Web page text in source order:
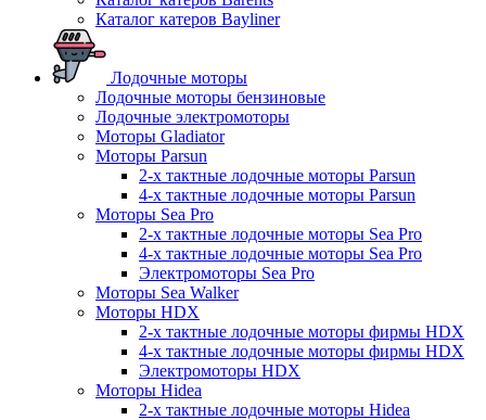
Каталог катеров Bayliner
Лодочные моторы
Лодочные моторы бензиновые
Лодочные электромоторы
Моторы Gladiator
Моторы Parsun
2-х тактные лодочные моторы Parsun
4-х тактные лодочные моторы Parsun
Моторы Sea Pro
2-х тактные лодочные моторы Sea Pro
4-х тактные лодочные моторы Sea Pro
Электромоторы Sea Pro
Моторы Sea Walker
Моторы HDX
2-х тактные лодочные моторы фирмы HDX
4-х тактные лодочные моторы фирмы HDX
Электромоторы HDX
Моторы Hidea
2-х тактные лодочные моторы Hidea